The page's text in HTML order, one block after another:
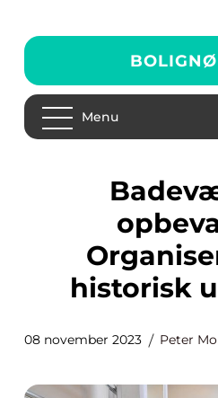
Menu
Badeværelse
historisk
08 november 2023 Peter